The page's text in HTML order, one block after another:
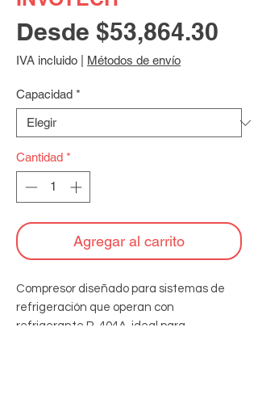
Desde $53,864.30
IVA incluido Métodos de envío
Capacidad *
Cantidad *
Agregar al carrito
Compresor diseñado para sistemas de
refrigeración que operan con
refrigerante R-404A, ideal para